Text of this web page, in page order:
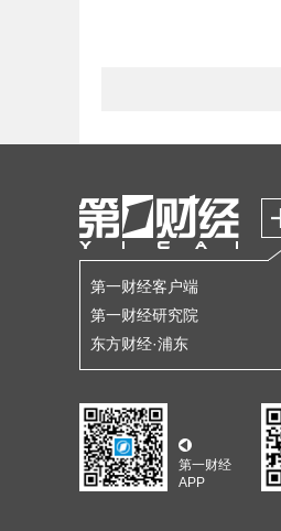
第一财经客户端
第一财经研究院
东方财经·浦东
第一财经
APP